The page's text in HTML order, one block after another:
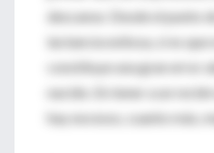
descanse. Desde el punto
lactancia exitosa, si es que
constituye una gran error
nacido. En tener a un
hay excesos, cuanto más,